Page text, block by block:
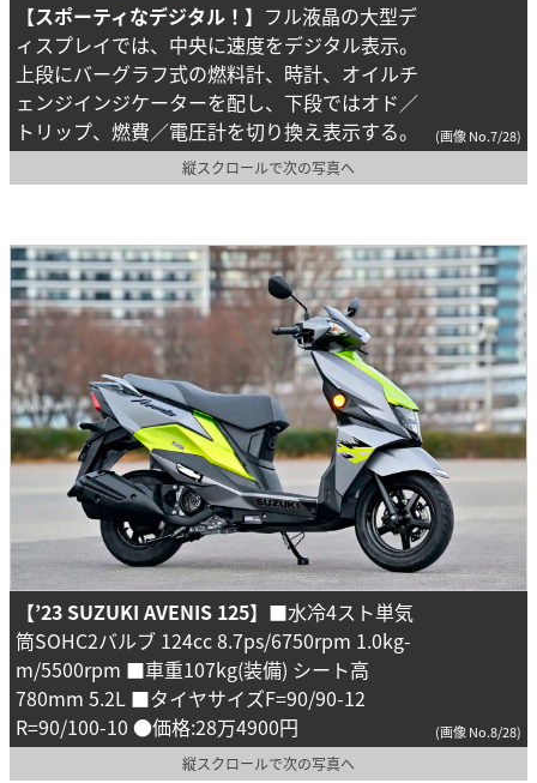
【スポーティなデジタル！】 フル液晶の大型デ
ィスプレイでは、中央に速度をデジタル表示。
上段にバーグラフ式の燃料計、時計、オイルチ
ェンジインジケーターを配し、下段ではオド／
トリップ、燃費／電圧計を切り換え表示する。
(画像 No.7/28)
縦スクロールで次の写真へ
【’23 SUZUKI AVENIS 125】 ■水冷4スト単気
筒SOHC2バルブ 124cc 8.7ps/6750rpm 1.0kg-
m/5500rpm ■車重107kg(装備) シート高
780mm 5.2L ■タイヤサイズF=90/90-12
R=90/100-10 ●価格:28万4900円
(画像 No.8/28)
縦スクロールで次の写真へ